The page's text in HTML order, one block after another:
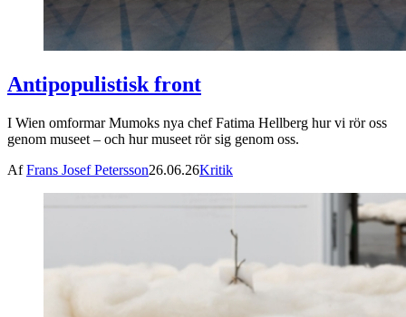
Antipopulistisk front
I Wien omformar Mumoks nya chef Fatima Hellberg hur vi rör oss
genom museet – och hur museet rör sig genom oss.
AfFrans Josef Petersson26.06.26Kritik